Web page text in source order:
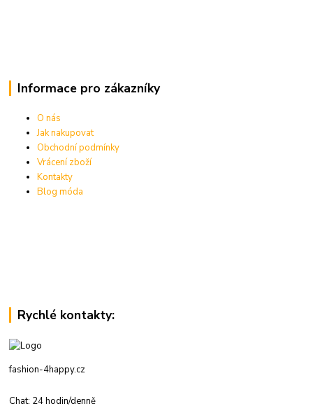
Informace pro zákazníky
O nás
Jak nakupovat
Obchodní podmínky
Vrácení zboží
Kontakty
Blog móda
Rychlé kontakty:
fashion-4happy.cz
Chat: 24 hodin/denně